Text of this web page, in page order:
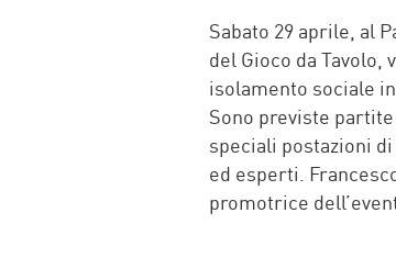
Sabato 29 aprile, al
del Gioco da
isolamento sociale
Sono previste
speciali postazioni
ed esperti.
promotrice